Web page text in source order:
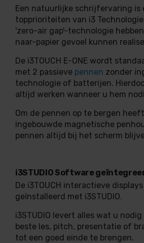
Een natuurlijke schrijfervaring is
topprioriteiten van i3
'zero-air gap'-technologie
naar-papier gevoel kunnen
De i3TOUCH E-ONE wordt
met 2 passieve pennen zonder
technologie of batterijen.
altijd werken wanneer u hem
Om de pennen op te bergen
ingebouwde magnetische
pennen altijd bij het scherm
i3STUDIO Software
De i3TOUCH interactieve
geïnstalleerd met i3STUDIO.
i3STUDIO levert alles wat u
beste les, pitch, presentatie of
tot een goed einde te brengen.